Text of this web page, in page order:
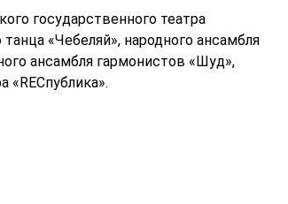
государственного театра
«Чебеляй», народного ансамбля
ансамбля гармонистов «Шуд»,
«RECпублика».